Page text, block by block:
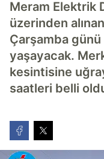
Meram Elektrik
üzerinden
Çarşamba
yaşayacak.
kesintisine
saatleri belli